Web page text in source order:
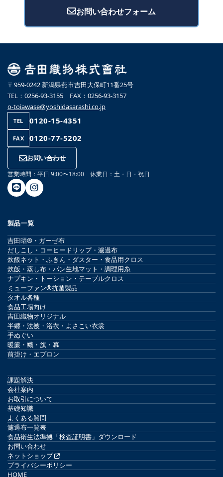
お問い合わせフォーム
〒959-0242 新潟県燕市吉田大保町11番25号
TEL：0256-93-3155 FAX：0256-93-3157
o-toiawase@yoshidasarashi.co.jp
TEL 0120-15-4351
FAX 0120-77-5202
お問い合わせ
営業時間：平日 9:00〜18:00 休業日：土・日・祝日
製品一覧
吉田晒®・ガーゼ布
だしこし・コーヒードリップ・濾過布
炊飯ネット・ふきん・ダスター・食品用クロス
炊飯・蒸し布・パン生地マット・調理用糸
ナプキン・トーション・テーブルクロス
ミューファン®抗菌製品
タオル各種
食品工場向け
吉田織物オリジナル
半纏・法被・浴衣・よさこい衣裳
手ぬぐい
暖簾・幟・旗・幕
前掛け・エプロン
課題解決
会社案内
お取引について
基礎知識
よくある質問
濾過布一覧表
食品衛生法準拠「検査証明書」ダウンロード
お問い合わせ
ネットショップ
プライバシーポリシー
HOME